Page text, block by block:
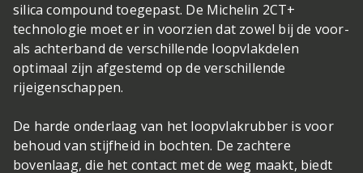
silica compound toegepast. De Michelin 2CT+
technologie moet er in voorzien dat zowel bij de voor-
als achterband de verschillende loopvlakdelen
optimaal zijn afgestemd op de verschillende
rijeigenschappen.
De harde onderlaag van het loopvlakrubber is voor
behoud van stijfheid in bochten. De zachtere
bovenlaag, die het contact met de weg maakt, biedt